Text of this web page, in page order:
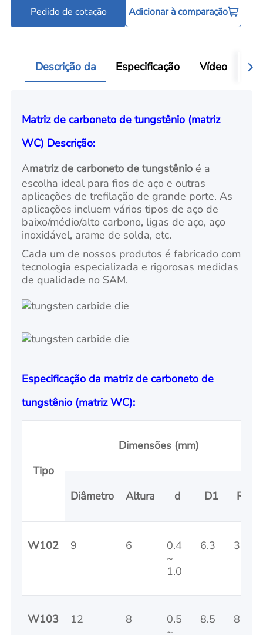
Pedido de cotação Adicionar à comparação
Descrição da Especificação Vídeo
Matriz de carboneto de tungstênio (matriz
WC) Descrição:
Amatriz de carboneto de tungstênio é a
escolha ideal para fios de aço e outras
aplicações de trefilação de grande porte. As
aplicações incluem vários tipos de aço de
baixo/médio/alto carbono, ligas de aço, aço
inoxidável, arame de solda, etc.
Cada um de nossos produtos é fabricado com
tecnologia especializada e rigorosas medidas
de qualidade no SAM.
Especificação da matriz de carboneto de
tungstênio (matriz WC):
Tipo
Dimensões (mm)
Diâmetro Altura d D1 R
W102 9 6
0.4
~
1.0
6.3 3
W103 12 8
0.5
~
8.5 8